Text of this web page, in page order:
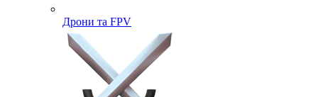
Дрони та FPV